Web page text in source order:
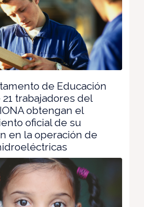
de Educación
trabajadores del
obtengan el
oficial de su
en la operación de